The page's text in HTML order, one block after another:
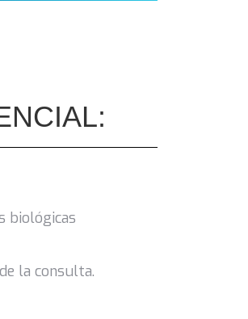
biológicas
la consulta.